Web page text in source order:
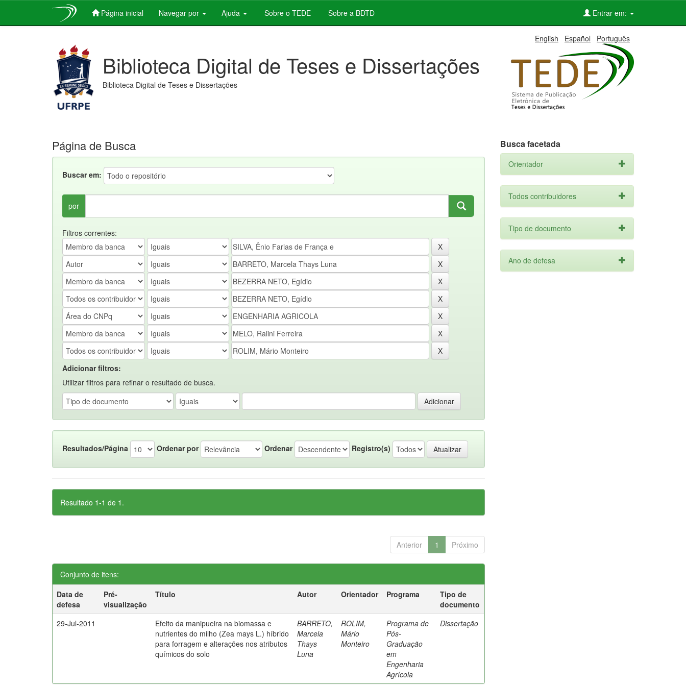
Página inicial Navegar por Ajuda Sobre o TEDE Sobre a BDTD Entrar em:
English Español Português
Biblioteca Digital de Teses e Dissertações
Biblioteca Digital de Teses e Dissertações
Página de Busca
Buscar em:
por
Filtros correntes:
Adicionar filtros:
Utilizar filtros para refinar o resultado de busca.
Resultados/Página Ordenar por Ordenar Registro(s)
Resultado 1-1 de 1.
Anterior 1 Próximo
Conjunto de itens:
Data de
defesa
Pré-
visualização
Título Autor Orientador Programa
Tipo de
documento
29-Jul-2011
Efeito da manipueira na biomassa e
nutrientes do milho (Zea mays L.) híbrido
para forragem e alterações nos atributos
químicos do solo
BARRETO,
Marcela
Thays
Luna
ROLIM,
Mário
Monteiro
Programa de
Pós-
Graduação
em
Engenharia
Agrícola
Dissertação
Busca facetada
Orientador
Todos contribuidores
Tipo de documento
Ano de defesa